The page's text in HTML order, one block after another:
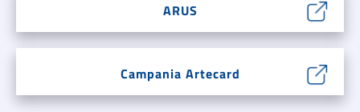
ARUS
Campania Artecard